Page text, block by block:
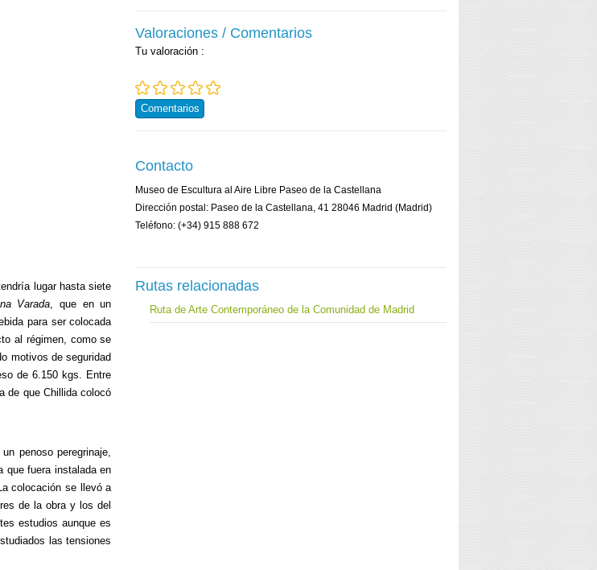
lugar hasta siete
Varada, que en un
para ser colocada
al régimen, como se
motivos de seguridad
de 6.150 kgs. Entre
de que Chillida colocó
penoso peregrinaje,
que fuera instalada en
colocación se llevó a
de la obra y los del
estudios aunque es
las tensiones
Valoraciones / Comentarios
Tu valoración :
Comentarios
Contacto
Museo de Escultura al Aire Libre Paseo de la Castellana
Dirección postal: Paseo de la Castellana, 41 28046 Madrid (Madrid)
Teléfono: (+34) 915 888 672
Rutas relacionadas
Ruta de Arte Contemporáneo de la Comunidad de Madrid